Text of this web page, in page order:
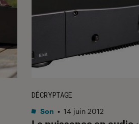
DÉCRYPTAGE
Son • 14 juin 2012